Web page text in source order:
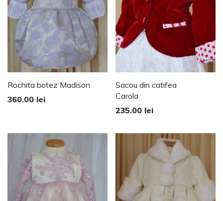
Rochita botez Madison
360.00 lei
Sacou din catifea
Carola
235.00 lei